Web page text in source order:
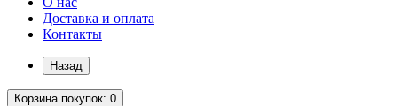
Доставка и оплата
Контакты
Назад
Корзинапокупок: 0